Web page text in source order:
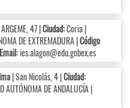
47 |Ciudad:Coria |
DE EXTREMADURA |Código
Email:ies.alagon@edu.gobex.es
| San Nicolás, 4 |Ciudad:
AUTÓNOMA DE ANDALUCÍA |